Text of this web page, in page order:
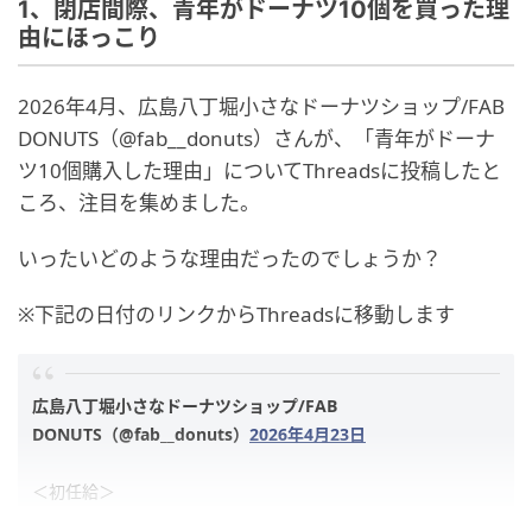
1、閉店間際、青年がドーナツ10個を買った理
由にほっこり
2026年4月、広島八丁堀小さなドーナツショップ/FAB
DONUTS（@fab__donuts）さんが、「青年がドーナ
ツ10個購入した理由」についてThreadsに投稿したと
ころ、注目を集めました。
いったいどのような理由だったのでしょうか？
※下記の日付のリンクからThreadsに移動します
広島八丁堀小さなドーナツショップ/FAB
DONUTS（@fab__donuts） 2026年4月23日
＜初任給＞